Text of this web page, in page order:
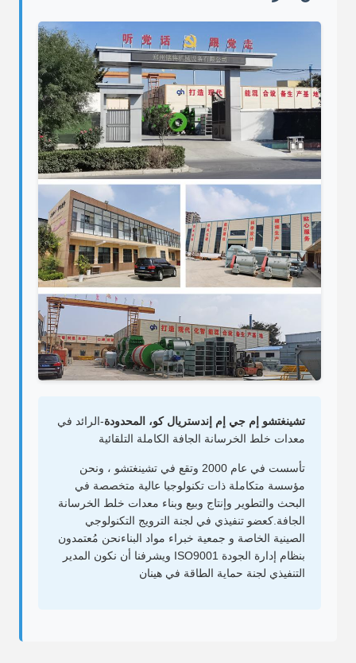
تشينغتشو إم جي إم إندستريال كو، المحدودة-الرائد في
معدات خلط الخرسانة الجافة الكاملة التلقائية
تأسست في عام 2000 وتقع في تشينغتشو ، ونحن
مؤسسة متكاملة ذات تكنولوجيا عالية متخصصة في
البحث والتطوير وإنتاج وبيع وبناء معدات خلط الخرسانة
الجافة.كعضو تنفيذي في لجنة الترويج التكنولوجي
الصينية الخاصة و جمعية خبراء مواد البناءنحن مُعتمدون
بنظام إدارة الجودة ISO9001 ويشرفنا أن نكون المدير
التنفيذي لجنة حماية الطاقة في هينان